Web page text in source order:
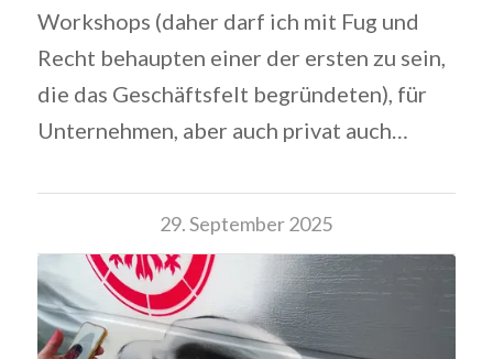
Workshops (daher darf ich mit Fug und
Recht behaupten einer der ersten zu sein,
die das Geschäftsfelt begründeten), für
Unternehmen, aber auch privat auch…
29. September 2025